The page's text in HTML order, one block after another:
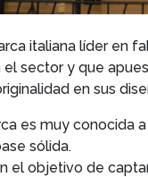
italiana líder en
sector y que
en sus
es muy conocida
sólida.
el objetivo de